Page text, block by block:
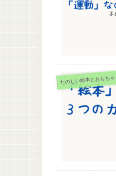
たのしい絵本とおもちゃ